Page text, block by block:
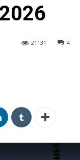
4
21131